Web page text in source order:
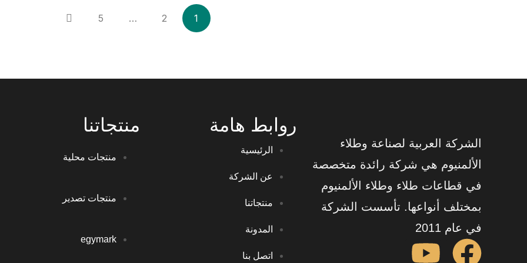
1
2
…
5
الشركة العربية لصناعة وطلاء
الألمنيوم هي شركة رائدة متخصصة
في قطاعات طلاء وطلاء الألمنيوم
بمختلف أنواعها. تأسست الشركة
في عام 2011
روابط هامة
الرئيسية
عن الشركة
منتجاتنا
المدونة
اتصل بنا
منتجاتنا
منتجات محلية
منتجات تصدير
egymark